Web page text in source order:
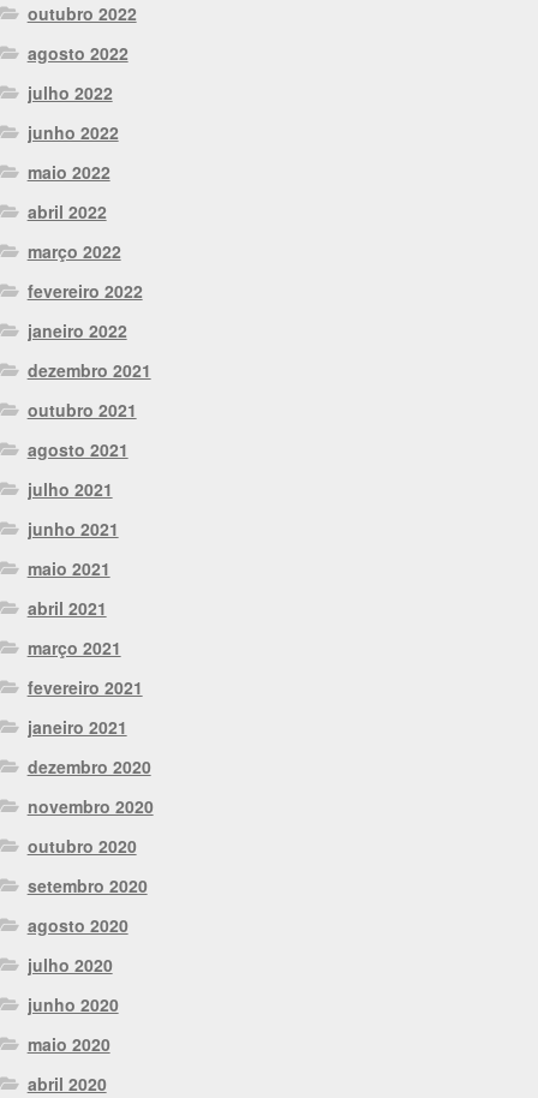
outubro 2022
agosto 2022
julho 2022
junho 2022
maio 2022
abril 2022
março 2022
fevereiro 2022
janeiro 2022
dezembro 2021
outubro 2021
agosto 2021
julho 2021
junho 2021
maio 2021
abril 2021
março 2021
fevereiro 2021
janeiro 2021
dezembro 2020
novembro 2020
outubro 2020
setembro 2020
agosto 2020
julho 2020
junho 2020
maio 2020
abril 2020